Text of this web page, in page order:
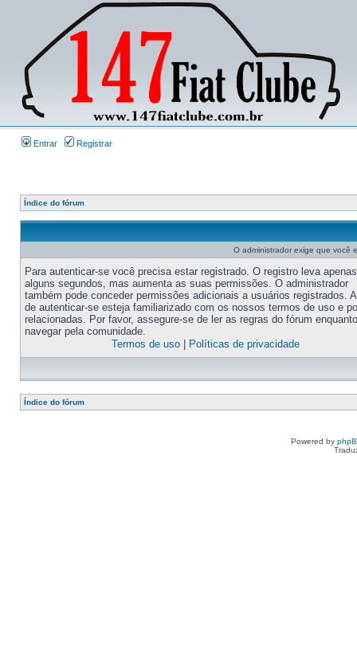
Entrar Registrar
Índice do fórum
O administrador exige que você
Para autenticar-se você precisa estar registrado. O registro leva apenas
alguns segundos, mas aumenta as suas permissões. O administrador
também pode conceder permissões adicionais a usuários registrados.
de autenticar-se esteja familiarizado com os nossos termos de uso e
relacionadas. Por favor, assegure-se de ler as regras do fórum enquanto
navegar pela comunidade.
Termos de uso| Políticas de privacidade
Índice do fórum
Powered by